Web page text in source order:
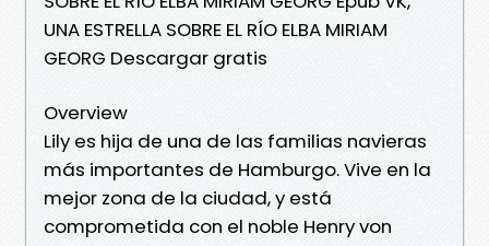
UNA ESTRELLA SOBRE EL RÍO ELBA MIRIAM
GEORG Descargar gratis
Overview
Lily es hija de una de las familias navieras
más importantes de Hamburgo. Vive en la
mejor zona de la ciudad, y está
comprometida con el noble Henry von